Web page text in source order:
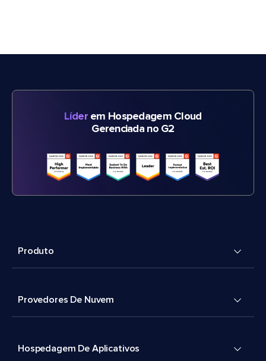
Líderem Hospedagem Cloud
Gerenciada no G2
Produto
Provedores De Nuvem
Hospedagem De Aplicativos